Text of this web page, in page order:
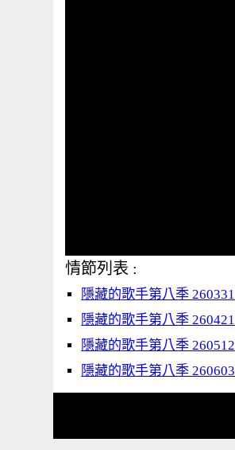
情節列表 :
隱藏的歌手第八季 260331
隱藏的歌手第八季 260421
隱藏的歌手第八季 260512
隱藏的歌手第八季 260603